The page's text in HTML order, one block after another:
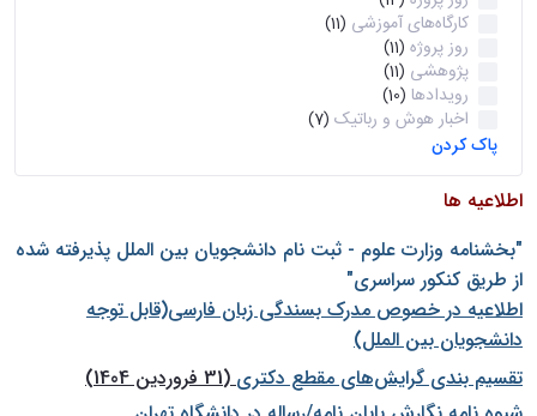
کارگاه‌های آموزشی (11)
روز پروژه (11)
پژوهشی (11)
رویدادها (10)
اخبار هوش و رباتیک (7)
پاک کردن
اطلاعیه ها
"بخشنامه وزارت علوم - ثبت نام دانشجويان بين الملل پذيرفته شده
از طريق كنكور سراسری"
اطلاعیه در خصوص مدرک بسندگی زبان فارسی(قابل توجه
دانشجویان بین الملل)
تقسیم بندی گرایش‌های مقطع دکتری(31 فروردین 1404)